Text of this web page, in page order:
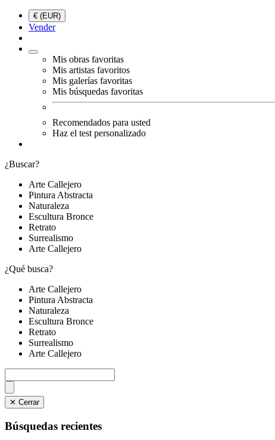
€ (EUR)
Vender
Mis obras favoritas
Mis artistas favoritos
Mis galerías favoritas
Mis búsquedas favoritas
Recomendados para usted
Haz el test personalizado
¿Buscar?
Arte Callejero
Pintura Abstracta
Naturaleza
Escultura Bronce
Retrato
Surrealismo
Arte Callejero
¿Qué busca?
Arte Callejero
Pintura Abstracta
Naturaleza
Escultura Bronce
Retrato
Surrealismo
Arte Callejero
✕ Cerrar
Búsquedas recientes